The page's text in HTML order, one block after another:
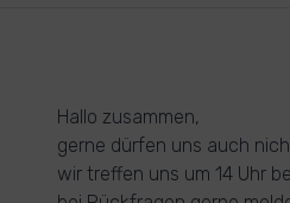
Hallo zusammen,
gerne dürfen uns auch
wir treffen uns um 14 Uhr